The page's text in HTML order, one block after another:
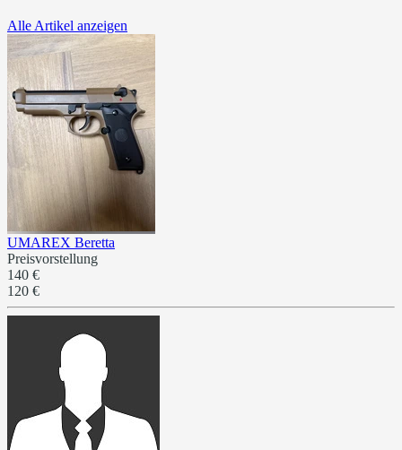
Alle Artikel anzeigen
UMAREX Beretta
Preisvorstellung
140 €
120 €